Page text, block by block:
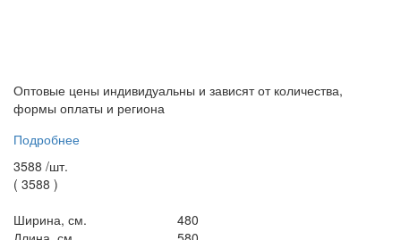
Оптовые цены индивидуальны и зависят от количества,
формы оплаты и региона
Подробнее
3588 /шт.
( 3588 )
Ширина, см.
480